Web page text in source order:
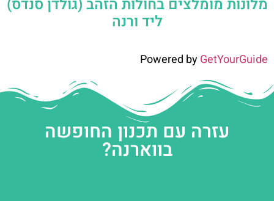
מלונות מומלצים בחולות הזהב (גולדן סנדס)
ליד ורנה
Powered byGetYourGuide
עזרה עם תכנון החופשה
בווארנה?